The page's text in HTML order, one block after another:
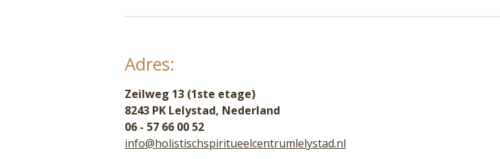
Adres:
Zeilweg 13 (1ste etage)
8243 PK Lelystad, Nederland
06 - 57 66 00 52
info@holistischspiritueelcentrumlelystad.nl